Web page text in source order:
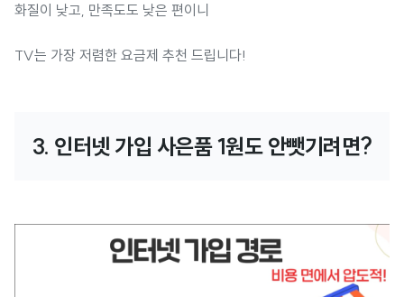
화질이 낮고, 만족도도 낮은 편이니
TV는 가장 저렴한 요금제 추천 드립니다!
3. 인터넷 가입 사은품 1원도 안뺏기려면?